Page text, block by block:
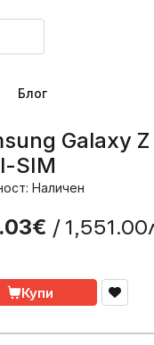
Блог
Galaxy Z
SIM
Наличен
/
Купи